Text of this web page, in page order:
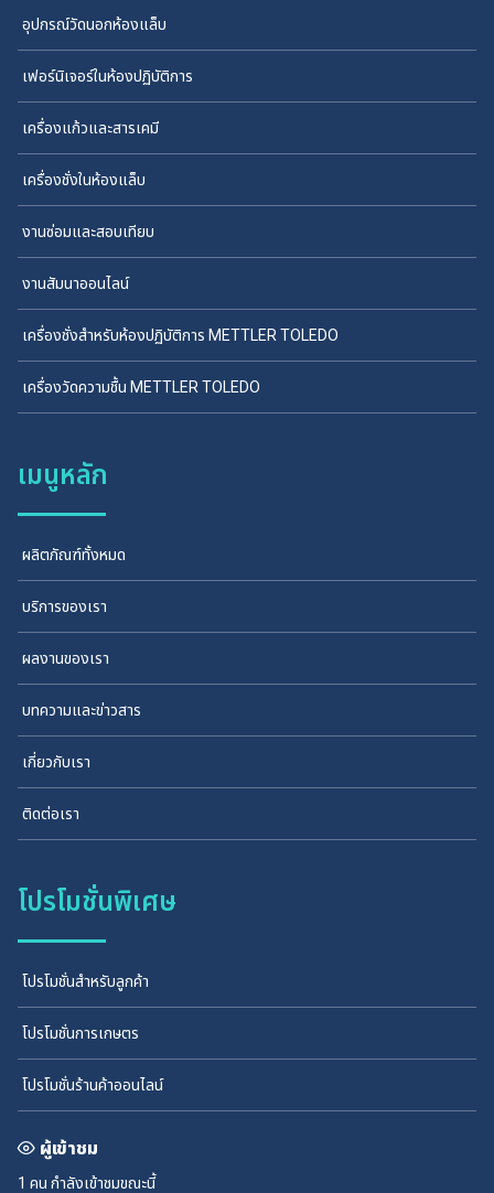
อุปกรณ์วัดนอกห้องแล็บ
เฟอร์นิเจอร์ในห้องปฏิบัติการ
เครื่องแก้วและสารเคมี
เครื่องชั่งในห้องแล็บ
งานซ่อมและสอบเทียบ
งานสัมนาออนไลน์
เครื่องชั่งสำหรับห้องปฏิบัติการ METTLER TOLEDO
เครื่องวัดความชื้น METTLER TOLEDO
เมนูหลัก
ผลิตภัณฑ์ทั้งหมด
บริการของเรา
ผลงานของเรา
บทความและข่าวสาร
เกี่ยวกับเรา
ติดต่อเรา
โปรโมชั่นพิเศษ
โปรโมชั่นสำหรับลูกค้า
โปรโมชั่นการเกษตร
โปรโมชั่นร้านค้าออนไลน์
ผู้เข้าชม
1 คน กำลังเข้าชมขณะนี้